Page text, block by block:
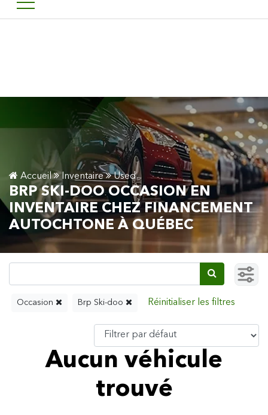
Accueil Inventaire Used
BRP SKI-DOO OCCASION EN
INVENTAIRE CHEZ FINANCEMENT
AUTOCHTONE À QUÉBEC
Occasion Brp Ski-doo
Aucun véhicule
trouvé